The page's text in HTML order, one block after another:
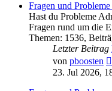
Fragen und
Hast du Probleme
Fragen rund um die
Themen: 1536,
Letzter Beitrag
von pboosten
23. Jul 2026,